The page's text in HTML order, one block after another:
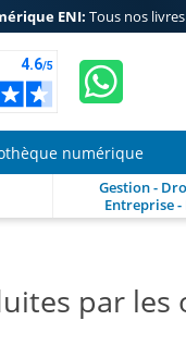
ENI: Tous nos
numérique
Gestion -
Entreprise -
par